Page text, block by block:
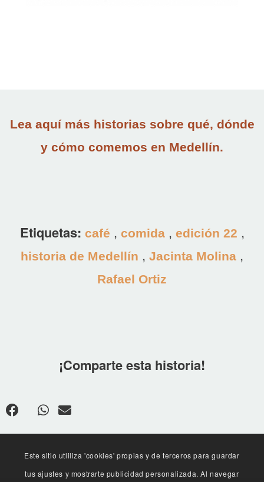
Lea aquí más historias sobre qué, dónde
y cómo comemos en Medellín.
Etiquetas: café , comida, edición 22 ,
historia de Medellín , Jacinta Molina ,
Rafael Ortiz
¡Comparte esta historia!
Este sitio utliliza 'cookies' propias y de terceros para guardar
tus ajustes y mostrarte publicidad personalizada. Al navegar